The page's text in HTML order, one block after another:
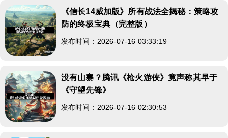
《信长14威加版》所有战法全揭秘：策略攻
防的终极宝典（完整版）
发布时间：2026-07-16 03:33:19
没有山寨？腾讯《枪火游侠》竟声称其早于
《守望先锋》
发布时间：2026-07-16 02:30:53